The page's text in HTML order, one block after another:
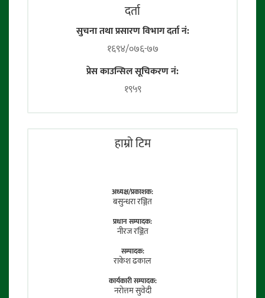
दर्ता
सुचना तथा प्रसारण विभाग दर्ता नं:
१६९४/०७६-७७
प्रेस काउन्सिल सूचिकरण नं:
१९५९
हाम्राे टिम
अध्यक्ष/प्रकाशक:
बसुन्धरा रञ्जित
प्रधान सम्पादक:
नीरज रञ्जित
सम्पादक:
राकेश ढकाल
कार्यकारी सम्पादक:
नराेत्तम सुवेदी